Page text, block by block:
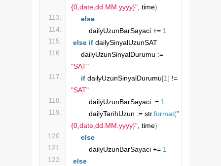
{0,date,dd.MM.yyyy}", time)
else
        dailyUzunBarSayaci +=
1
else if dailySinyalUzunSAT
"SAT"
if dailyUzunSinyalDurumu[1]
"SAT"
        dailyUzunBarSayaci :=
1
        dailyTarihUzun := str.
format("
{0,date,dd.MM.yyyy}", time)
else
        dailyUzunBarSayaci +=
1
else